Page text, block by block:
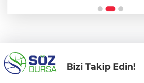
Bizi Takip Edin!